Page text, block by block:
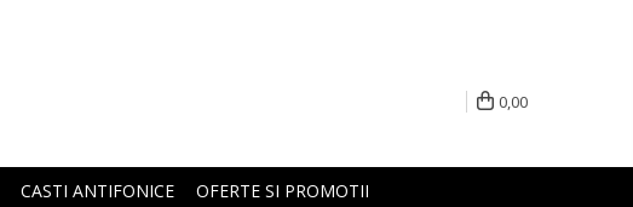
0,00
CASTI ANTIFONICE OFERTE SI PROMOTII